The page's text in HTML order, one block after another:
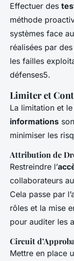
Effectuer des
méthode
systèmes face
réalisées par
les failles
défenses5.
Limiter et
La limitation et
informations
minimiser les
Attribution de
Restreindre l’
collaborateurs
Cela passe par
rôles et la mise
pour auditer les
Circuit
Mettre en place